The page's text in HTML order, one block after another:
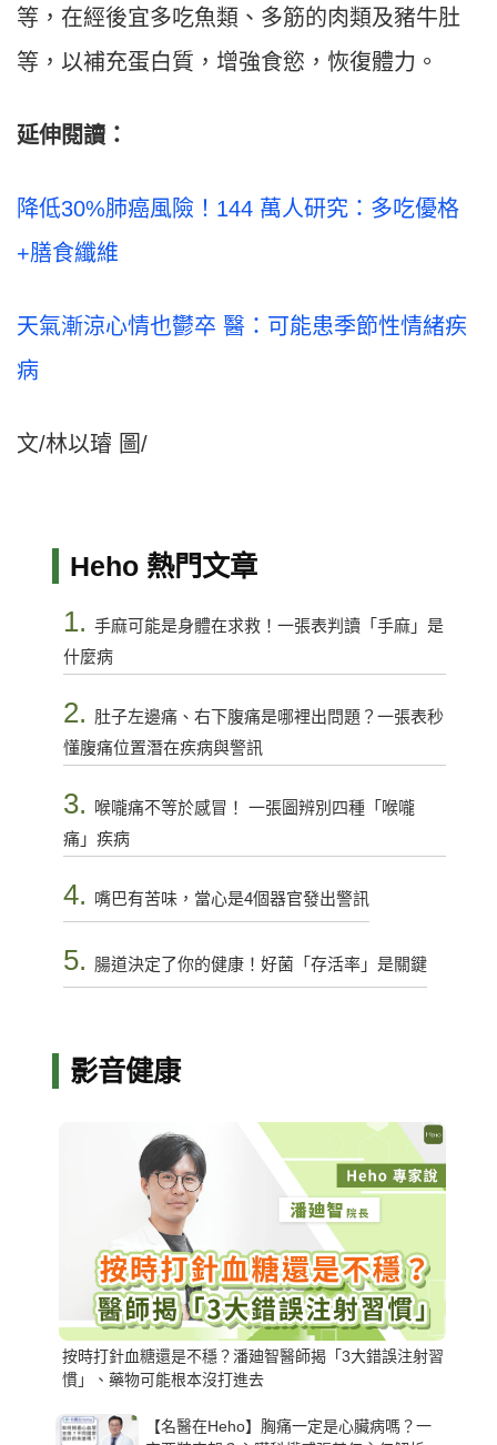
等，在經後宜多吃魚類、多筋的肉類及豬牛肚
等，以補充蛋白質，增強食慾，恢復體力。
延伸閱讀：
降低30%肺癌風險！144 萬人研究：多吃優格
+膳食纖維
天氣漸涼心情也鬱卒 醫：可能患季節性情緒疾
病
文/林以璿 圖/
Heho 熱門文章
1. 手麻可能是身體在求救！一張表判讀「手麻」是
什麼病
2. 肚子左邊痛、右下腹痛是哪裡出問題？一張表秒
懂腹痛位置潛在疾病與警訊
3. 喉嚨痛不等於感冒！ 一張圖辨別四種「喉嚨
痛」疾病
4. 嘴巴有苦味，當心是4個器官發出警訊
5. 腸道決定了你的健康！好菌「存活率」是關鍵
影音健康
按時打針血糖還是不穩？潘廸智醫師揭「3大錯誤注射習
慣」、藥物可能根本沒打進去
【名醫在Heho】胸痛一定是心臟病嗎？一